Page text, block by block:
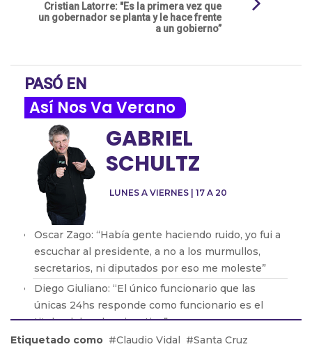
Cristian Latorre: "Es la primera vez que
un gobernador se planta y le hace frente
a un gobierno”
PASÓ EN
Así Nos Va Verano
LUNES A VIERNES | 17 A 20
GABRIEL
SCHULTZ
Oscar Zago: “Había gente haciendo ruido, yo fui a
escuchar al presidente, a no a los murmullos,
secretarios, ni diputados por eso me moleste”
Diego Giuliano: “El único funcionario que las
únicas 24hs responde como funcionario es el
titular del poder ejecutivo”
Pablo Zurro: “Soy intendente 24hs, no soy
Etiquetado como Claudio Vidal
Santa Cruz